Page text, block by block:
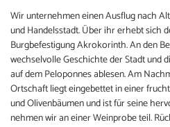
Wir unternehmen einen Ausflug nach
und Handelsstadt. Über ihr erhebt sich
Burgbefestigung Akrokorinth. An den
wechselvolle Geschichte der Stadt und
auf dem Peloponnes ablesen. Am
Ortschaft liegt eingebettet in einer
und Olivenbäumen und ist für seine
nehmen wir an einer Weinprobe teil.